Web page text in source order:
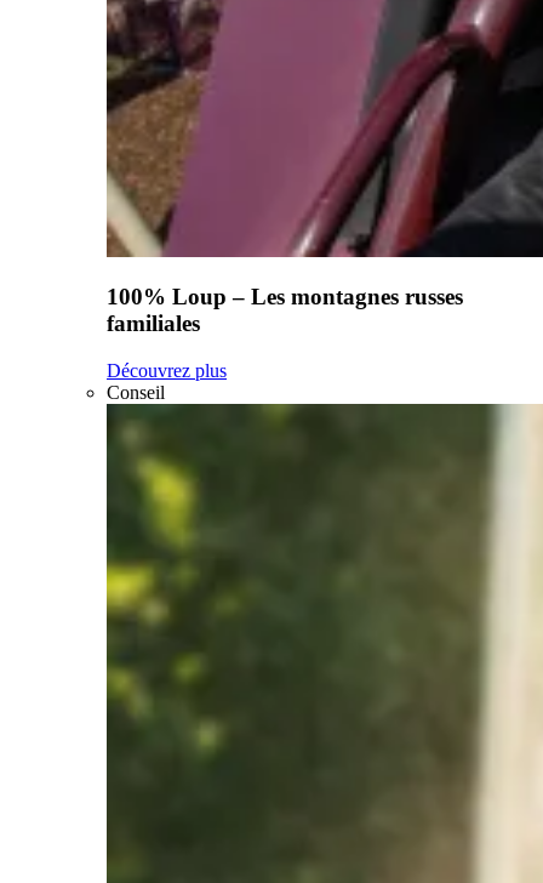
100% Loup – Les montagnes russes
familiales
Découvrez plus
Conseil